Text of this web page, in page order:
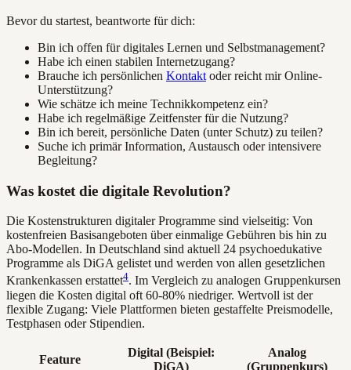
Bevor du startest, beantworte für dich:
Bin ich offen für digitales Lernen und Selbstmanagement?
Habe ich einen stabilen Internetzugang?
Brauche ich persönlichen Kontakt oder reicht mir Online-
Unterstützung?
Wie schätze ich meine Technikkompetenz ein?
Habe ich regelmäßige Zeitfenster für die Nutzung?
Bin ich bereit, persönliche Daten (unter Schutz) zu teilen?
Suche ich primär Information, Austausch oder intensivere
Begleitung?
Was kostet die digitale Revolution?
Die Kostenstrukturen digitaler Programme sind vielseitig: Von
kostenfreien Basisangeboten über einmalige Gebühren bis hin zu
Abo-Modellen. In Deutschland sind aktuell 24 psychoedukative
Programme als DiGA gelistet und werden von allen gesetzlichen
Krankenkassen erstattet4. Im Vergleich zu analogen Gruppenkursen
liegen die Kosten digital oft 60-80% niedriger. Wertvoll ist der
flexible Zugang: Viele Plattformen bieten gestaffelte Preismodelle,
Testphasen oder Stipendien.
Feature
Digital (Beispiel:
DiGA)
Analog
(Gruppenkurs)